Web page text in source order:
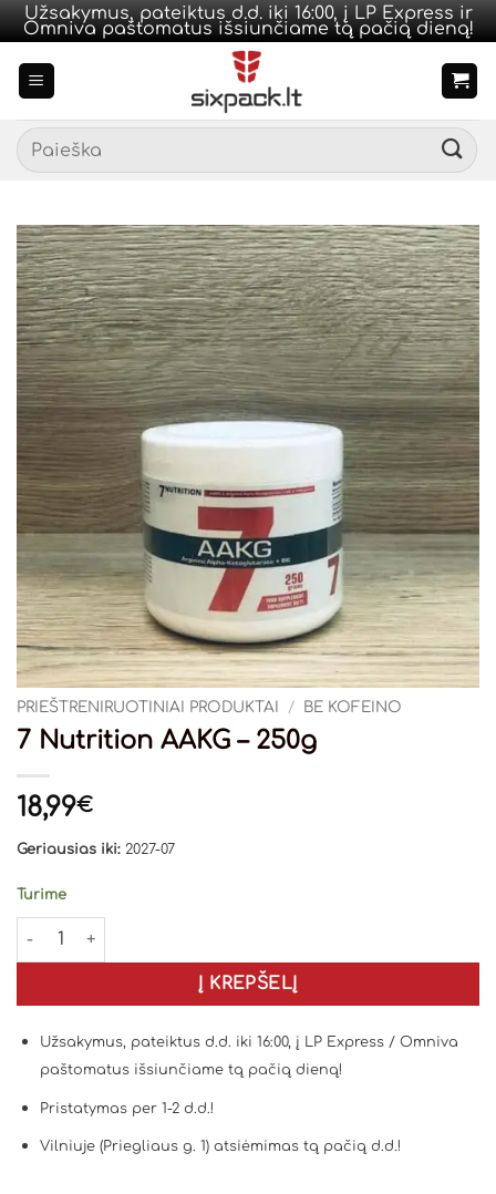
Užsakymus, pateiktus d.d. iki 16:00, į LP Express ir
Omniva paštomatus išsiunčiame tą pačią dieną!
Ieškoti:
PRIEŠTRENIRUOTINIAI PRODUKTAI / BE KOFEINO
7 Nutrition AAKG – 250g
18,99€
Geriausias iki: 2027-07
Turime
produkto kiekis: 7 Nutrition AAKG - 250g
Į KREPŠELĮ
Užsakymus, pateiktus d.d. iki 16:00, į LP Express / Omniva
paštomatus išsiunčiame tą pačią dieną!
Pristatymas per 1-2 d.d.!
Vilniuje (Priegliaus g. 1) atsiėmimas tą pačią d.d.!